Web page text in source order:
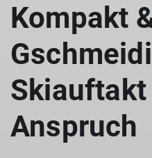
Kompakt
Anspruch